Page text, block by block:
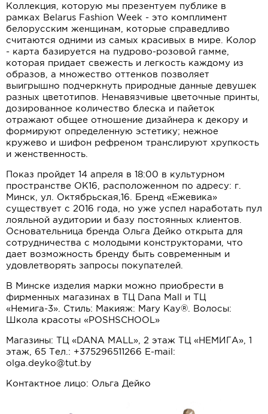
Коллекция, которую мы презентуем публике в
рамках Belarus Fashion Week - это комплимент
белорусским женщинам, которые справедливо
считаются одними из самых красивых в мире. Колор
- карта базируется на пудрово-розовой гамме,
которая придает свежесть и легкость каждому из
образов, а множество оттенков позволяет
выигрышно подчеркнуть природные данные девушек
разных цветотипов. Ненавязчивые цветочные принты,
дозированное количество блеска и пайеток
отражают общее отношение дизайнера к декору и
формируют определенную эстетику; нежное
кружево и шифон рефреном транслируют хрупкость
и женственность.
Показ пройдет 14 апреля в 18:00 в культурном
пространстве OK16, расположенном по адресу: г.
Минск, ул. Октябрьская,16. Бренд «Ежевика»
существует с 2016 года, но уже успел наработать пул
лояльной аудитории и базу постоянных клиентов.
Основательница бренда Ольга Дейко открыта для
сотрудничества с молодыми конструкторами, что
дает возможность бренду быть современным и
удовлетворять запросы покупателей.
В Минске изделия марки можно приобрести в
фирменных магазинах в ТЦ Dana Mall и ТЦ
«Немига-3». Стиль: Макияж: Mary Kay®. Волосы:
Школа красоты «POSHSCHOOL»
Магазины: ТЦ «DANA MALL», 2 этаж ТЦ «НЕМИГА», 1
этаж, 65 Тел.: +375296511266 E-mail:
olga.deyko@tut.by
Контактное лицо: Ольга Дейко